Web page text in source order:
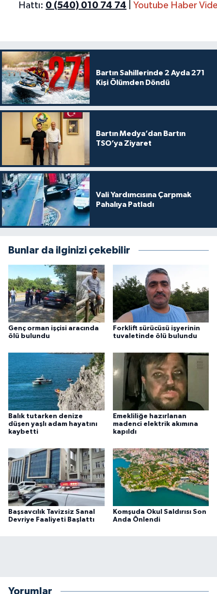
Hattı: 0 (540) 010 74 74 Youtube Haber
Bartın Sahillerinde 2 Ayda 271
Kişi Ölümden Döndü
Bartın Medya’dan Bartın
TSO’ya Ziyaret
Vali Yardımcısına Çarpmak
Pahalıya Patladı
Bunlar da ilginizi çekebilir
Genç orman işçisi aracında
ölü bulundu
Forklift sürücüsü işyerinin
tuvaletinde ölü bulundu
Balık tutarken denize
düşen yaşlı adam hayatını
kaybetti
Emekliliğe hazırlanan
madenci elektrik akımına
kapıldı
Başsavcılık Tavizsiz Sanal
Devriye Faaliyeti Başlattı
Komşuda Okul Saldırısı Son
Anda Önlendi
Yorumlar